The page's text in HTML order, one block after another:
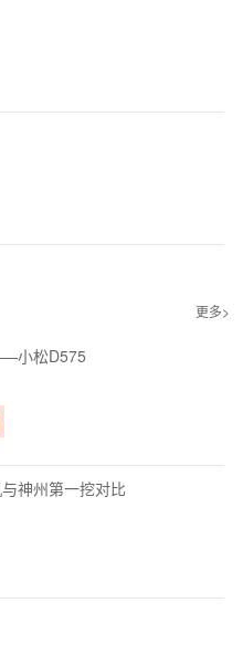
更多>
小松D575
神州第一挖对比